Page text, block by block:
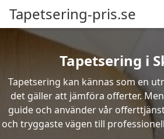
Tapetsering-pris.se
Tapetsering i
Tapetsering kan kännas som en
det gäller att jämföra offerter.
guide och använder vår
och tryggaste vägen till